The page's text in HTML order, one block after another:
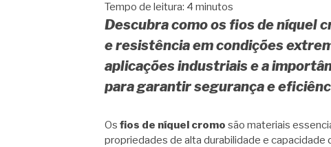
Tempo de leitura: 4 minutos
Descubra como os fios de níquel
e resistência em condições
aplicações industriais e a
para garantir segurança e
Os fios de níquel cromo são materiais
propriedades de alta durabilidade e